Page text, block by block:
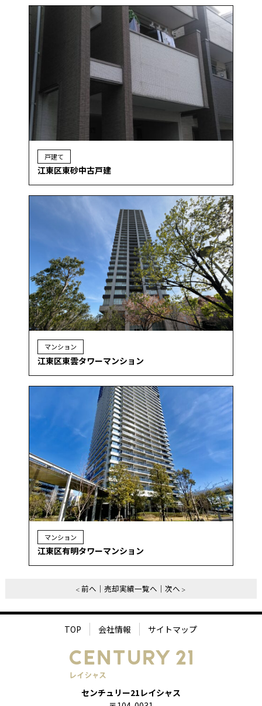
戸建て
江東区東砂中古戸建
マンション
江東区東雲タワーマンション
マンション
江東区有明タワーマンション
前へ 売却実績一覧へ 次へ
TOP 会社情報 サイトマップ
センチュリー21レイシャス